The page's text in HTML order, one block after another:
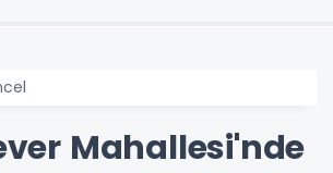
Mahallesi'nde